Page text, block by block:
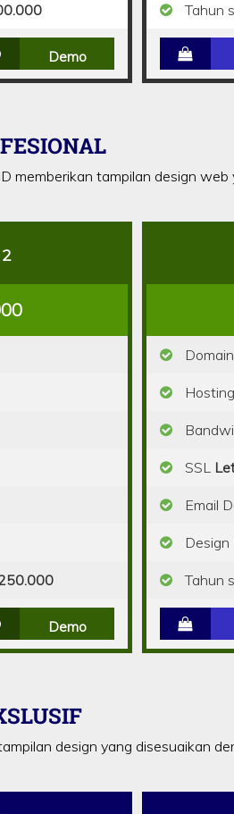
Demo
Tahun
memberikan tampilan design web
Demo
Domain
Hosting
SSL
Email
Design
Tahun
design yang disesuaikan